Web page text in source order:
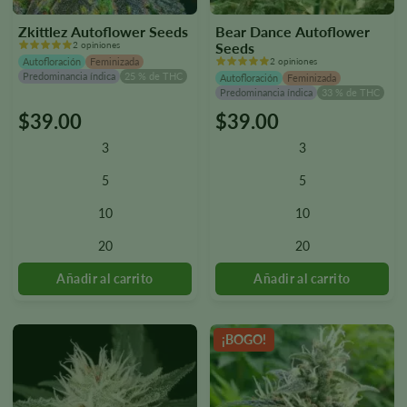
Zkittlez Autoflower Seeds
2 opiniones
Autofloración
Feminizada
Predominancia índica
25 % de THC
$39.00
3
5
10
20
Este
pueden
seleccionar
la
producto.
Bear Dance Autoflower
Seeds
2 opiniones
Autofloración
Feminizada
Predominancia índica
33 % de THC
$39.00
3
5
10
20
Este
pueden
seleccionar
la
página
del
producto.
¡BOGO!